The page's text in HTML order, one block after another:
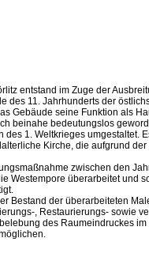
entstand im Zuge der
des 11. Jahrhunderts der
Gebäude seine Funktion als
beinahe bedeutungslos
1. Weltkrieges umgestaltet.
Kirche, die aufgrund
zwischen den
Westempore überarbeitet und
Bestand der überarbeiteten
, Restaurierungs- sowie
des Raumeindruckes im